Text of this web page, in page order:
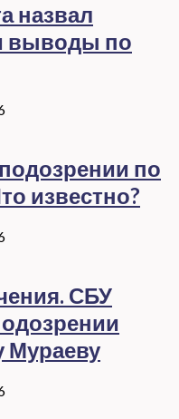
назвал
выводы по
по
известно?
СБУ
Мураеву